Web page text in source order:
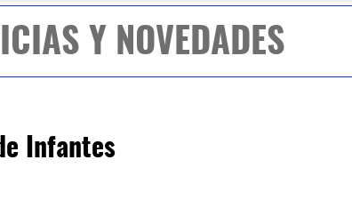
Y NOVEDADES
Infantes